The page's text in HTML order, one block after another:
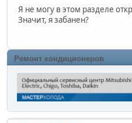
Я не могу в этом разделе
Значит, я забанен?
Ремонт кондиционеров